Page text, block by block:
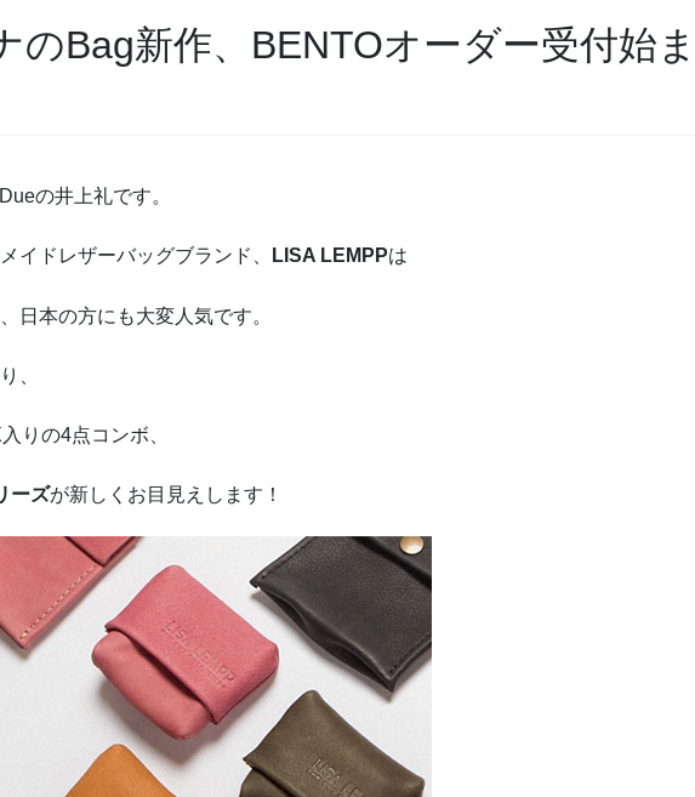
のBag新作、BENTOオーダー受付始ま
の井上礼です。
イドレザーバッグブランド、 LISA LEMPPは
日本の方にも大変人気です。
、
りの4点コンボ、
ーズが新しくお目見えします！